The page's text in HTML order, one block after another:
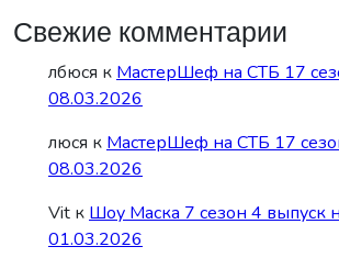
Свежие комментарии
лбюся к МастерШеф на СТБ 17
08.03.2026
люся к МастерШеф на СТБ 17
08.03.2026
Vit к Шоу Маска 7 сезон 4 выпуск
01.03.2026